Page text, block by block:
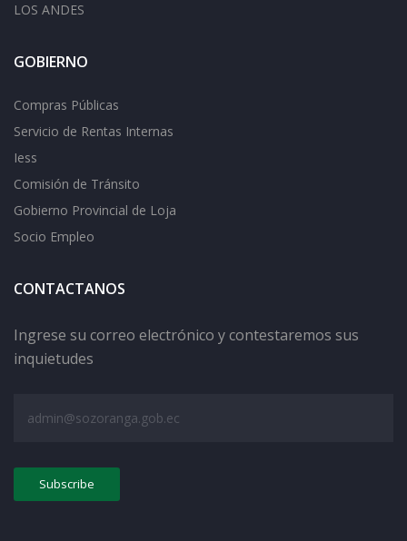
LOS ANDES
GOBIERNO
Compras Públicas
Servicio de Rentas Internas
Iess
Comisión de Tránsito
Gobierno Provincial de Loja
Socio Empleo
CONTACTANOS
Ingrese su correo electrónico y contestaremos sus
inquietudes